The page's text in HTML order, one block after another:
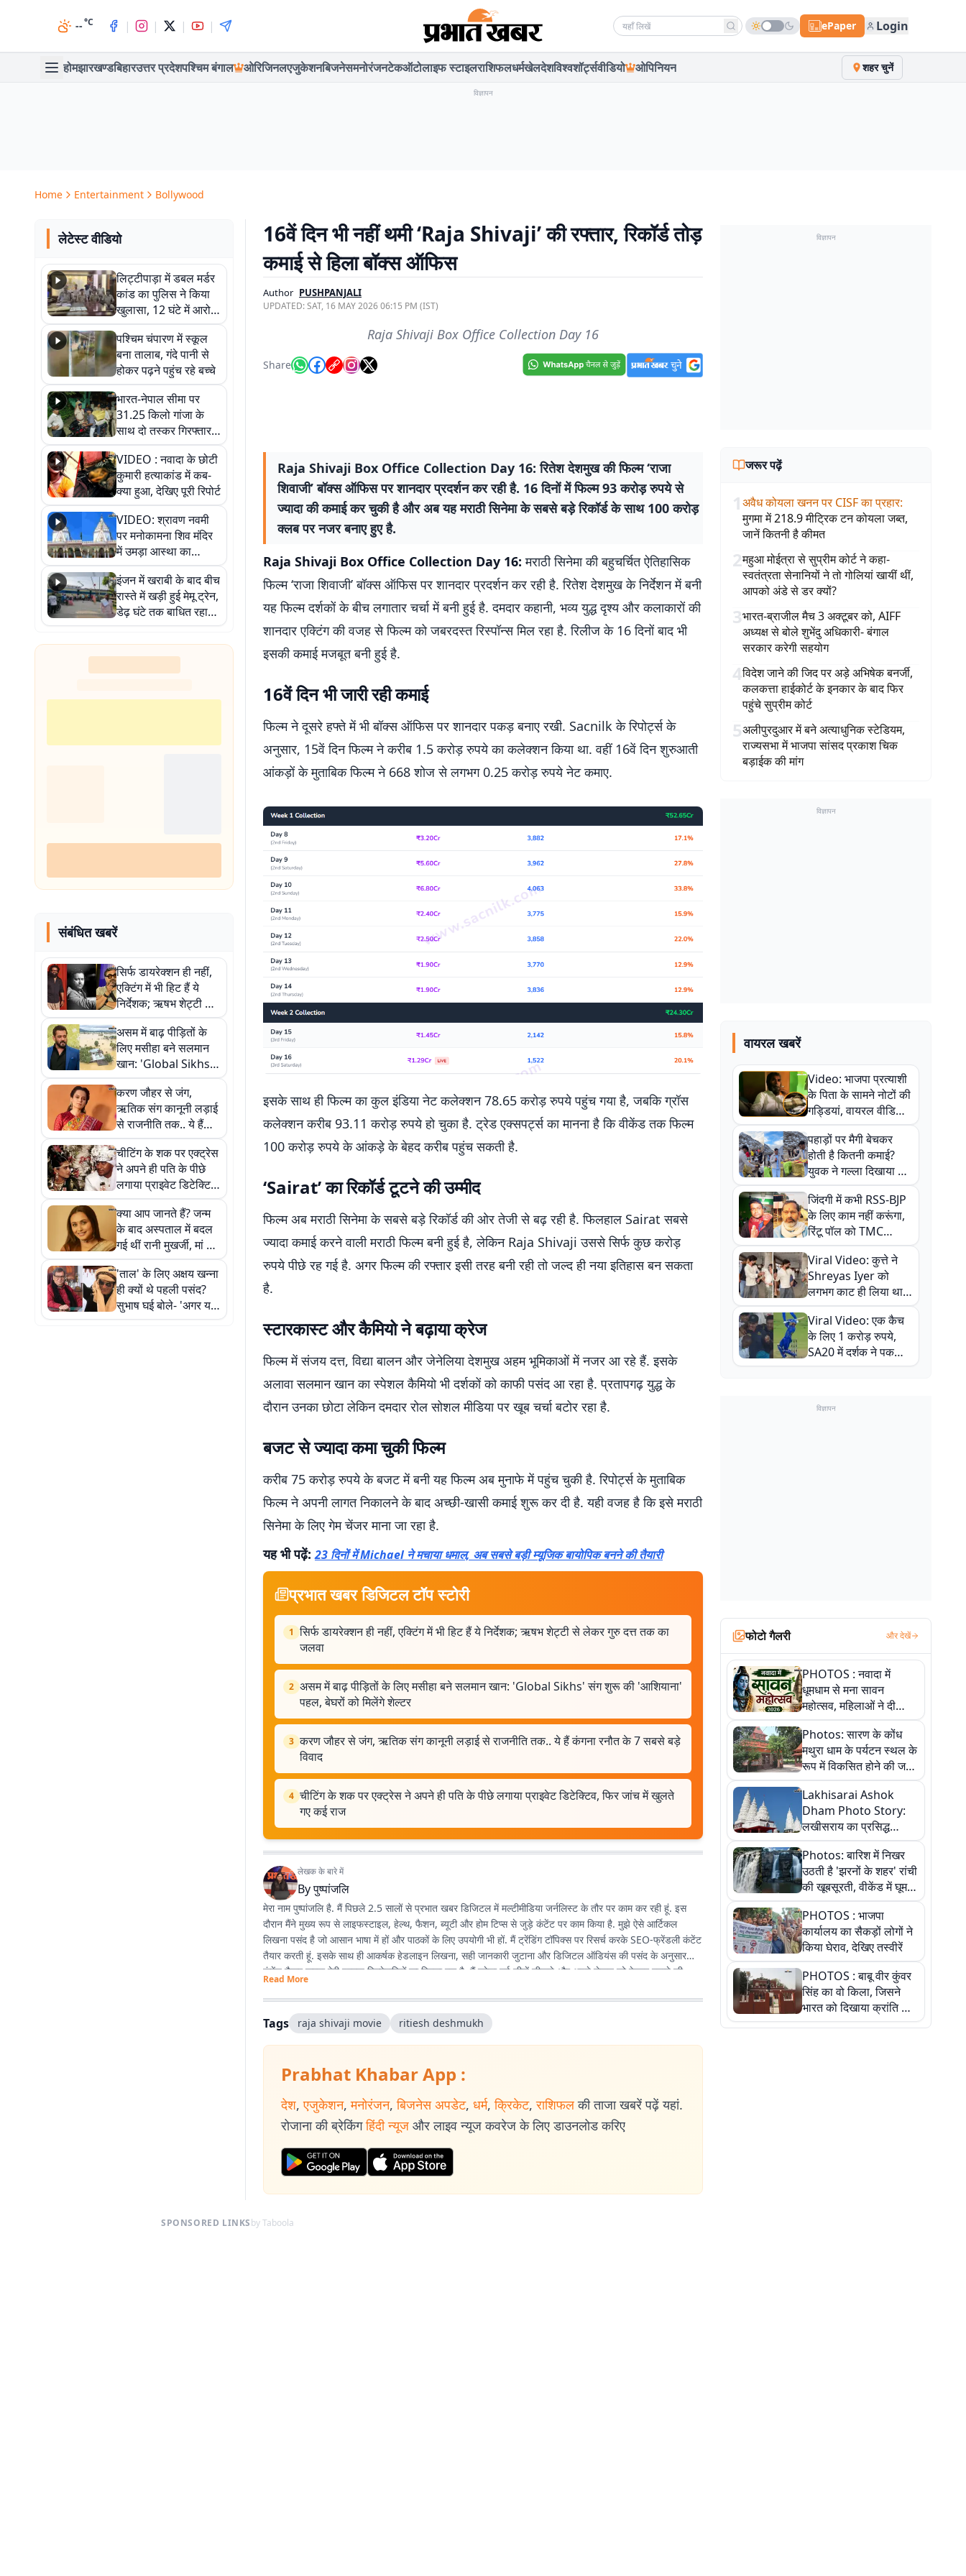
--°C | | | | Search news ePaper Login
होमझारखण्डबिहारउत्तर प्रदेशपश्चिम बंगाल ओरिजिनलएजुकेशनबिजनेसमनोरंजनटेकऑटोलाइफ स्टाइलराशिफलधर्मखेलदेशविश्वशॉर्ट्सवीडियो ओपिनियन शहर चुनें
विज्ञापन
Home Entertainment Bollywood
लेटेस्ट वीडियो
लिट्टीपाड़ा में डबल मर्डर
कांड का पुलिस ने किया
खुलासा, 12 घंटे में आरोपी
गिरफ्तार
पश्चिम चंपारण में स्कूल
बना तालाब, गंदे पानी से
होकर पढ़ने पहुंच रहे बच्चे
भारत-नेपाल सीमा पर
31.25 किलो गांजा के
साथ दो तस्कर गिरफ्तार,
नेपाली नंबर की बाइक
जब्त
VIDEO : नवादा के छोटी
कुमारी हत्याकांड में कब-
क्या हुआ, देखिए पूरी रिपोर्ट
VIDEO: श्रावण नवमी
पर मनोकामना शिव मंदिर
में उमड़ा आस्था का
सैलाब, हर-हर महादेव के
जयघोष से गूंजा परिसर
इंजन में खराबी के बाद बीच
रास्ते में खड़ी हुई मेमू ट्रेन,
डेढ़ घंटे तक बाधित रहा
आवागमन
संबंधित खबरें
सिर्फ डायरेक्शन ही नहीं,
एक्टिंग में भी हिट हैं ये
निर्देशक; ऋषभ शेट्टी से
लेकर गुरु दत्त तक का
जलवा
असम में बाढ़ पीड़ितों के
लिए मसीहा बने सलमान
खान: 'Global Sikhs'
संग शुरू की 'आशियाना'
पहल, बेघरों को मिलेंगे
शेल्टर
करण जौहर से जंग,
ऋतिक संग कानूनी लड़ाई
से राजनीति तक.. ये हैं
कंगना रनौत के 7 सबसे
बड़े विवाद
चीटिंग के शक पर एक्ट्रेस
ने अपने ही पति के पीछे
लगाया प्राइवेट डिटेक्टिव,
फिर जांच में खुलते गए कई
राज
क्या आप जानते हैं? जन्म
के बाद अस्पताल में बदल
गई थीं रानी मुखर्जी, मां की
सूझबूझ से मिलीं वापस
'ताल' के लिए अक्षय खन्ना
ही क्यों थे पहली पसंद?
सुभाष घई बोले- 'अगर यह
किरदार बनावटी होता तो
16वें दिन भी नहीं थमी ‘Raja Shivaji’ की रफ्तार, रिकॉर्ड तोड़
कमाई से हिला बॉक्स ऑफिस
Author PUSHPANJALI
UPDATED:SAT, 16 MAY 2026 06:15 PM (IST)
Raja Shivaji Box Office Collection Day 16
Share
Raja Shivaji Box Office Collection Day 16: रितेश देशमुख की फिल्म ‘राजा
शिवाजी’ बॉक्स ऑफिस पर शानदार प्रदर्शन कर रही है. 16 दिनों में फिल्म 93 करोड़ रुपये से
ज्यादा की कमाई कर चुकी है और अब यह मराठी सिनेमा के सबसे बड़े रिकॉर्ड के साथ 100 करोड़
क्लब पर नजर बनाए हुए है.
Raja Shivaji Box Office Collection Day 16: मराठी सिनेमा की बहुचर्चित ऐतिहासिक
फिल्म ‘राजा शिवाजी’ बॉक्स ऑफिस पर शानदार प्रदर्शन कर रही है. रितेश देशमुख के निर्देशन में बनी
यह फिल्म दर्शकों के बीच लगातार चर्चा में बनी हुई है. दमदार कहानी, भव्य युद्ध दृश्य और कलाकारों की
शानदार एक्टिंग की वजह से फिल्म को जबरदस्त रिस्पॉन्स मिल रहा है. रिलीज के 16 दिनों बाद भी
इसकी कमाई मजबूत बनी हुई है.
16वें दिन भी जारी रही कमाई
फिल्म ने दूसरे हफ्ते में भी बॉक्स ऑफिस पर शानदार पकड़ बनाए रखी. Sacnilk के रिपोर्ट्स के
अनुसार, 15वें दिन फिल्म ने करीब 1.5 करोड़ रुपये का कलेक्शन किया था. वहीं 16वें दिन शुरुआती
आंकड़ों के मुताबिक फिल्म ने 668 शोज से लगभग 0.25 करोड़ रुपये नेट कमाए.
इसके साथ ही फिल्म का कुल इंडिया नेट कलेक्शन 78.65 करोड़ रुपये पहुंच गया है, जबकि ग्रॉस
कलेक्शन करीब 93.11 करोड़ रुपये हो चुका है. ट्रेड एक्सपर्ट्स का मानना है कि वीकेंड तक फिल्म
100 करोड़ रुपये के आंकड़े के बेहद करीब पहुंच सकती है.
‘Sairat’ का रिकॉर्ड टूटने की उम्मीद
फिल्म अब मराठी सिनेमा के सबसे बड़े रिकॉर्ड की ओर तेजी से बढ़ रही है. फिलहाल Sairat सबसे
ज्यादा कमाई करने वाली मराठी फिल्म बनी हुई है, लेकिन Raja Shivaji उससे सिर्फ कुछ करोड़
रुपये पीछे रह गई है. अगर फिल्म की रफ्तार इसी तरह बनी रही तो जल्द ही नया इतिहास बन सकता
है.
स्टारकास्ट और कैमियो ने बढ़ाया क्रेज
फिल्म में संजय दत्त, विद्या बालन और जेनेलिया देशमुख अहम भूमिकाओं में नजर आ रहे हैं. इसके
अलावा सलमान खान का स्पेशल कैमियो भी दर्शकों को काफी पसंद आ रहा है. प्रतापगढ़ युद्ध के
दौरान उनका छोटा लेकिन दमदार रोल सोशल मीडिया पर खूब चर्चा बटोर रहा है.
बजट से ज्यादा कमा चुकी फिल्म
करीब 75 करोड़ रुपये के बजट में बनी यह फिल्म अब मुनाफे में पहुंच चुकी है. रिपोर्ट्स के मुताबिक
फिल्म ने अपनी लागत निकालने के बाद अच्छी-खासी कमाई शुरू कर दी है. यही वजह है कि इसे मराठी
सिनेमा के लिए गेम चेंजर माना जा रहा है.
यह भी पढ़ें: 23 दिनों में Michael ने मचाया धमाल, अब सबसे बड़ी म्यूजिक बायोपिक बनने की तैयारी
प्रभात खबर डिजिटल टॉप स्टोरी
1 सिर्फ डायरेक्शन ही नहीं, एक्टिंग में भी हिट हैं ये निर्देशक; ऋषभ शेट्टी से लेकर गुरु दत्त तक का
जलवा
2 असम में बाढ़ पीड़ितों के लिए मसीहा बने सलमान खान: 'Global Sikhs' संग शुरू की 'आशियाना'
पहल, बेघरों को मिलेंगे शेल्टर
3 करण जौहर से जंग, ऋतिक संग कानूनी लड़ाई से राजनीति तक.. ये हैं कंगना रनौत के 7 सबसे बड़े
विवाद
4 चीटिंग के शक पर एक्ट्रेस ने अपने ही पति के पीछे लगाया प्राइवेट डिटेक्टिव, फिर जांच में खुलते
गए कई राज
लेखक के बारे में
Byपुष्पांजलि
मेरा नाम पुष्पांजलि है. मैं पिछले 2.5 सालों से प्रभात खबर डिजिटल में मल्टीमीडिया जर्नलिस्ट के तौर पर काम कर रही हूं. इस
दौरान मैंने मुख्य रूप से लाइफस्टाइल, हेल्थ, फैशन, ब्यूटी और होम टिप्स से जुड़े कंटेंट पर काम किया है. मुझे ऐसे आर्टिकल
लिखना पसंद है जो आसान भाषा में हों और पाठकों के लिए उपयोगी भी हों. मैं ट्रेंडिंग टॉपिक्स पर रिसर्च करके SEO-फ्रेंडली कंटेंट
तैयार करती हूं. इसके साथ ही आकर्षक हेडलाइन लिखना, सही जानकारी जुटाना और डिजिटल ऑडियंस की पसंद के अनुसार
कंटेंट तैयार करना मेरी प्रमुख जिम्मेदारियों का हिस्सा रहा है. मैं हमेशा नई चीजें सीखने और अपने लेखन को बेहतर बनाने की
कोशिश करती हूं. मेरा उद्देश्य ऐसा कंटेंट तैयार करना है जो लोगों तक सही जानकारी सरल और दिलचस्प तरीके से पहुंचाए.
Read More
Tags raja shivaji movie ritiesh deshmukh
Prabhat Khabar App :
देश, एजुकेशन, मनोरंजन, बिजनेस अपडेट, धर्म, क्रिकेट, राशिफल की ताजा खबरें पढ़ें यहां.
रोजाना की ब्रेकिंग हिंदी न्यूज और लाइव न्यूज कवरेज के लिए डाउनलोड करिए
विज्ञापन
जरूर पढ़ें
1अवैध कोयला खनन पर CISF का प्रहार:
मुगमा में 218.9 मीट्रिक टन कोयला जब्त,
जानें कितनी है कीमत
2महुआ मोईत्रा से सुप्रीम कोर्ट ने कहा-
स्वतंत्रता सेनानियों ने तो गोलियां खायीं थीं,
आपको अंडे से डर क्यों?
3भारत-ब्राजील मैच 3 अक्टूबर को, AIFF
अध्यक्ष से बोले शुभेंदु अधिकारी- बंगाल
सरकार करेगी सहयोग
4विदेश जाने की जिद पर अड़े अभिषेक बनर्जी,
कलकत्ता हाईकोर्ट के इनकार के बाद फिर
पहुंचे सुप्रीम कोर्ट
5अलीपुरदुआर में बने अत्याधुनिक स्टेडियम,
राज्यसभा में भाजपा सांसद प्रकाश चिक
बड़ाईक की मांग
विज्ञापन
वायरल खबरें
Video: भाजपा प्रत्याशी
के पिता के सामने नोटों की
गड्डियां, वायरल वीडियो
से राजनीति में उबाल,
अजित महतो बोले- TMC
की गंदी चाल
पहाड़ों पर मैगी बेचकर
होती है कितनी कमाई?
युवक ने गल्ला दिखाया तो
नौकरी वालों के खड़े हो गए
कान
जिंदगी में कभी RSS-BJP
के लिए काम नहीं करूंगा,
रिंटू पॉल को TMC
ऑफिस में ले जाकर पीटा,
Video वायरल
Viral Video: कुत्ते ने
Shreyas Iyer को
लगभग काट ही लिया था,
न्यूजीलैंड सीरीज से पहले
बाल-बाल बचे
Viral Video: एक कैच
के लिए 1 करोड़ रुपये,
SA20 में दर्शक ने पकड़ा
एक हाथ से गजब का कैच
विज्ञापन
फोटो गैलरी और देखें
PHOTOS : नवादा में
धूमधाम से मना सावन
महोत्सव, महिलाओं ने दी
सांस्कृतिक प्रस्तुतियां
Photos: सारण के कोंध
मथुरा धाम के पर्यटन स्थल के
रूप में विकसित होने की जगी
आस, 9 तस्वीरों में देखें पूरी
कहानी
Lakhisarai Ashok
Dham Photo Story:
लखीसराय का प्रसिद्ध
अशोक धाम—आस्था,
श्रृंगार, अनुष्ठान और
अलौकिक संध्या आरती के
विहंगम दृश्य
Photos: बारिश में निखर
उठती है 'झरनों के शहर' रांची
की खूबसूरती, वीकेंड में घूम
आएं ये 5 वादियां
PHOTOS : भाजपा
कार्यालय का सैकड़ों लोगों ने
किया घेराव, देखिए तस्वीरें
PHOTOS : बाबू वीर कुंवर
सिंह का वो किला, जिसने
भारत को दिखाया क्रांति का
रास्ता: तस्वीरों में देखिए
SPONSORED LINKSby Taboola